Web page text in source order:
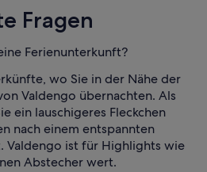
Fragen
Ferienunterkunft?
wo Sie in der Nähe der
Valdengo übernachten. Als
ein lauschigeres Fleckchen
nach einem entspannten
Valdengo ist für Highlights wie
Abstecher wert.